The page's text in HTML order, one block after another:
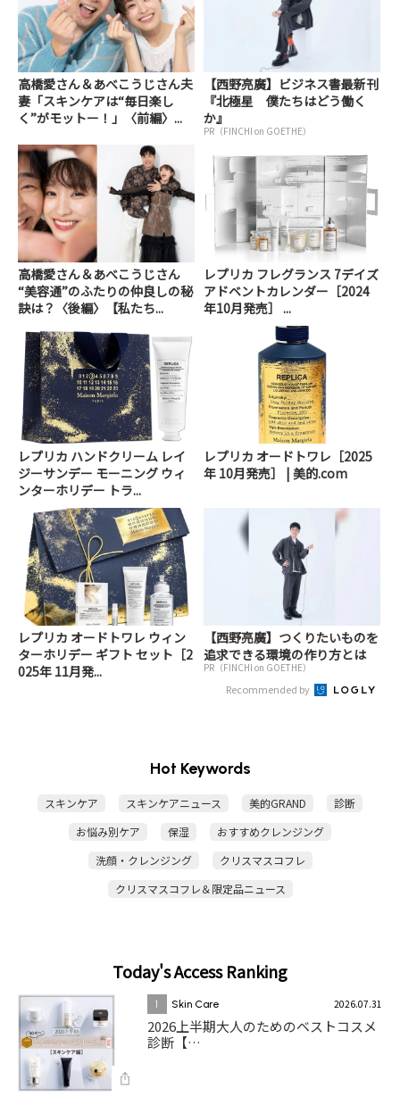
高橋愛さん＆あべこうじさん夫
妻「スキンケアは“毎日楽し
く”がモットー！」〈前編〉...
【西野亮廣】ビジネス書最新刊
『北極星 僕たちはどう働く
か』
PR（FINCHI on GOETHE）
高橋愛さん＆あべこうじさん
“美容通”のふたりの仲良しの秘
訣は？〈後編〉【私たち...
レプリカ フレグランス 7デイズ
アドベントカレンダー［2024
年10月発売］ ...
レプリカ ハンドクリーム レイ
ジーサンデー モーニング ウィ
ンターホリデー トラ...
レプリカ オードトワレ［2025
年 10月発売］ | 美的.com
レプリカ オードトワレ ウィン
ターホリデー ギフト セット［2
025年 11月発...
【西野亮廣】つくりたいものを
追求できる環境の作り方とは
PR（FINCHI on GOETHE）
Recommended by
Hot Keywords
スキンケア スキンケアニュース 美的GRAND
診断
お悩み別ケア
保湿
おすすめクレンジング
洗顔・クレンジング
クリスマスコフレ
クリスマスコフレ＆限定品ニュース
Today's Access Ranking
1 Skin Care 2026.07.31
2026上半期大人のためのベストコスメ
診断【…